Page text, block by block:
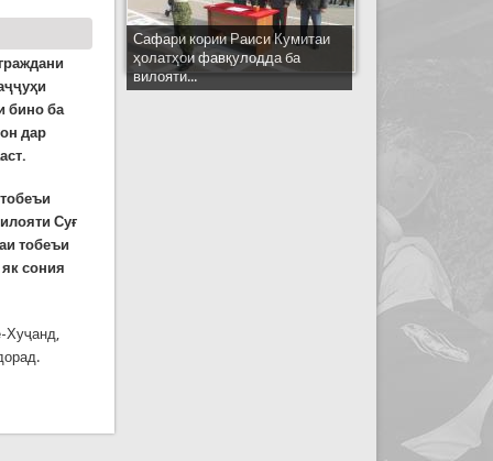
бино ба
дар
Суғ
тобеъи
сония
Хуҷанд,
Сафари кории Раиси Кумитаи
ҳолатҳои фавқулодда ба
вилояти...